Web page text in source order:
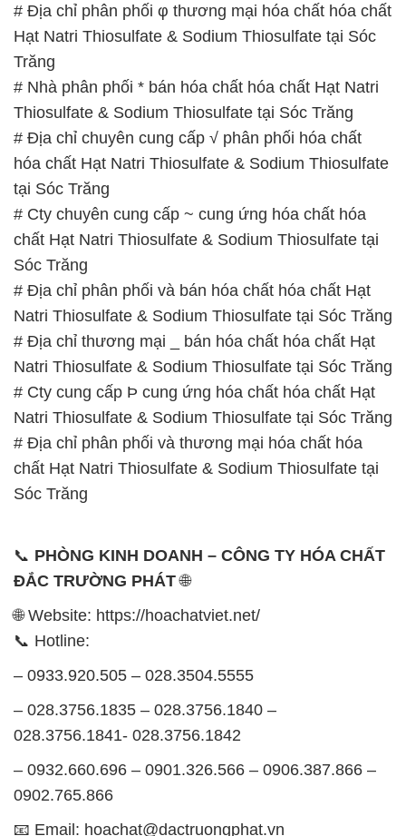
# Địa chỉ phân phối φ thương mại hóa chất hóa chất
Hạt Natri Thiosulfate & Sodium Thiosulfate tại Sóc
Trăng
# Nhà phân phối * bán hóa chất hóa chất Hạt Natri
Thiosulfate & Sodium Thiosulfate tại Sóc Trăng
# Địa chỉ chuyên cung cấp √ phân phối hóa chất
hóa chất Hạt Natri Thiosulfate & Sodium Thiosulfate
tại Sóc Trăng
# Cty chuyên cung cấp ~ cung ứng hóa chất hóa
chất Hạt Natri Thiosulfate & Sodium Thiosulfate tại
Sóc Trăng
# Địa chỉ phân phối và bán hóa chất hóa chất Hạt
Natri Thiosulfate & Sodium Thiosulfate tại Sóc Trăng
# Địa chỉ thương mại _ bán hóa chất hóa chất Hạt
Natri Thiosulfate & Sodium Thiosulfate tại Sóc Trăng
# Cty cung cấp Þ cung ứng hóa chất hóa chất Hạt
Natri Thiosulfate & Sodium Thiosulfate tại Sóc Trăng
# Địa chỉ phân phối và thương mại hóa chất hóa
chất Hạt Natri Thiosulfate & Sodium Thiosulfate tại
Sóc Trăng
📞 PHÒNG KINH DOANH – CÔNG TY HÓA CHẤT
ĐẮC TRƯỜNG PHÁT🌐
🌐 Website: https://hoachatviet.net/
📞 Hotline:
– 0933.920.505 – 028.3504.5555
– 028.3756.1835 – 028.3756.1840 –
028.3756.1841- 028.3756.1842
– 0932.660.696 – 0901.326.566 – 0906.387.866 –
0902.765.866
📧 Email: hoachat@dactruongphat.vn